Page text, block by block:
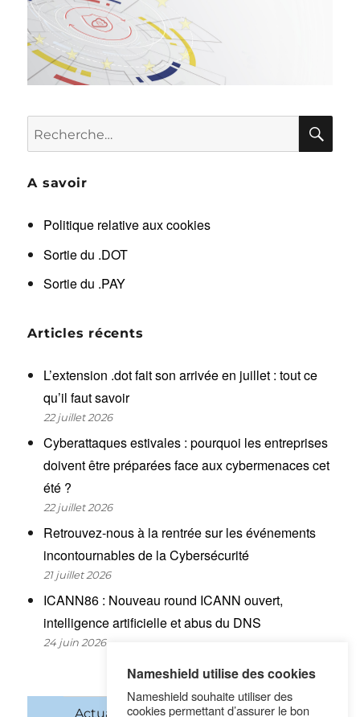
Recherche
pour :
A savoir
Politique relative aux cookies
Sortie du .DOT
Sortie du .PAY
Articles récents
L’extension .dot fait son arrivée en juillet : tout ce
qu’il faut savoir
22 juillet 2026
Cyberattaques estivales : pourquoi les entreprises
doivent être préparées face aux cybermenaces cet
été ?
22 juillet 2026
Retrouvez-nous à la rentrée sur les événements
incontournables de la Cybersécurité
21 juillet 2026
ICANN86 : Nouveau round ICANN ouvert,
intelligence artificielle et abus du DNS
24 juin 2026
Actualités Noms de domaine
Nameshield utilise des cookies
Nameshield souhaite utiliser des
cookies permettant d’assurer le bon